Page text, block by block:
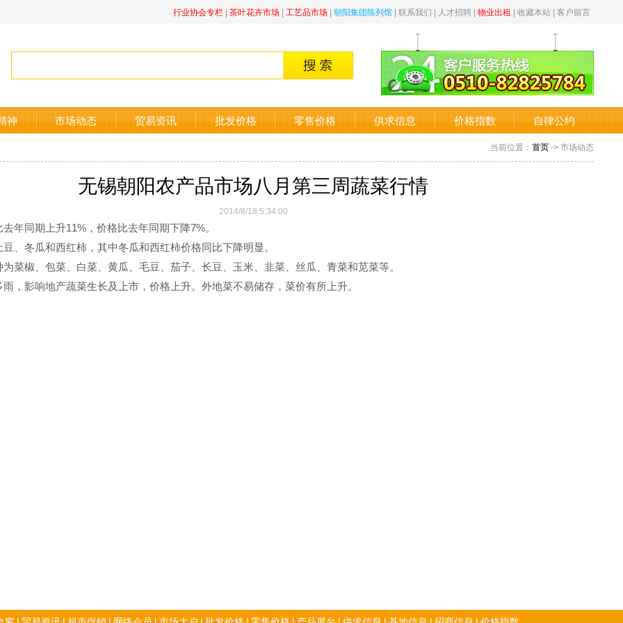
行业协会专栏 | 茶叶花卉市场 | 工艺品市场 | 朝阳集团陈列馆 | 联系我们 | 人才招聘 | 物业出租 | 收藏本站 | 客户留言
神 市场动态 贸易资讯 批发价格 零售价格 供求信息 价格指数 自律公约
当前位置： 首页-> 市场动态
无锡朝阳农产品市场八月第三周蔬菜行情
2014/8/18 5:34:00
同期上升11%，价格比去年同期下降7%。
冬瓜和西红柿，其中冬瓜和西红柿价格同比下降明显。
椒、包菜、白菜、黄瓜、毛豆、茄子、长豆、玉米、韭菜、丝瓜、青菜和苋菜等。
影响地产蔬菜生长及上市，价格上升。外地菜不易储存，菜价有所上升。